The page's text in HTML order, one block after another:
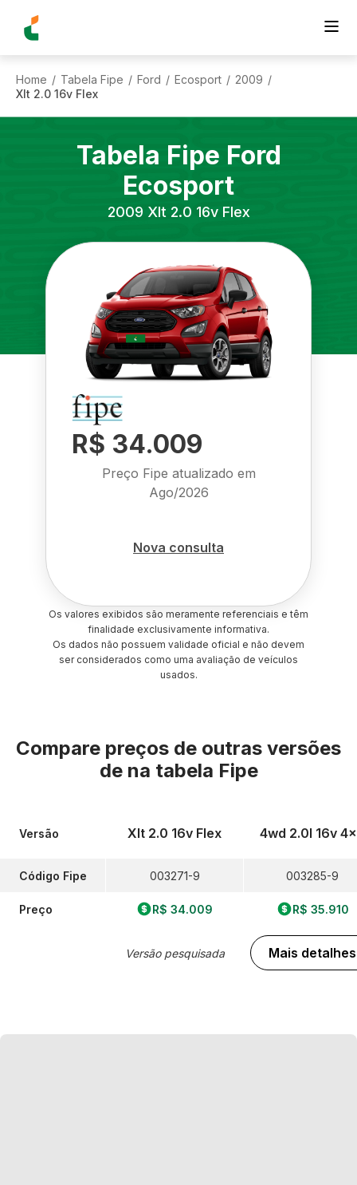
Home / Tabela Fipe / Ford / Ecosport / 2009 /
Xlt 2.0 16v Flex
Tabela Fipe Ford
Ecosport
2009 Xlt 2.0 16v Flex
R$ 34.009
Preço Fipe atualizado em
Ago/2026
Nova consulta
Os valores exibidos são meramente referenciais e têm
finalidade exclusivamente informativa.
Os dados não possuem validade oficial e não devem
ser considerados como uma avaliação de veículos
usados.
Compare preços de outras versões
de na tabela Fipe
Versão
Código Fipe
Preço
Xlt 2.0 16v Flex
003271-9
R$ 34.009
Versão pesquisada
4wd 2.0l 16v
003285-9
R$ 35.910
Mais detalhes